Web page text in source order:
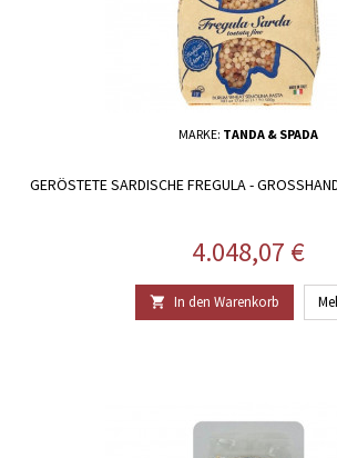
MARKE: TANDA & SPADA
GERÖSTETE SARDISCHE FREGULA -
Preis
4.048,07 €
 In den Warenkorb